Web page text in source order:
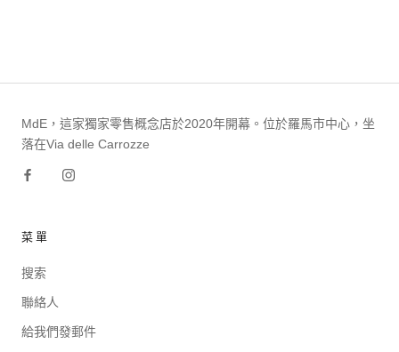
MdE，這家獨家零售概念店於2020年開幕。位於羅馬市中心，坐
落在Via delle Carrozze
菜單
搜索
聯絡人
給我們發郵件